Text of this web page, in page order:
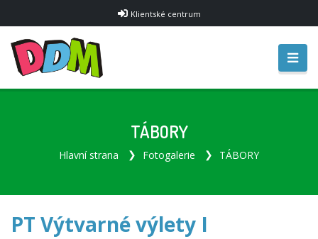
Klientské centrum
TÁBORY
Hlavní strana Fotogalerie TÁBORY
PT Výtvarné výlety I